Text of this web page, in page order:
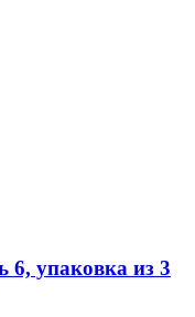
6, упаковка из 3